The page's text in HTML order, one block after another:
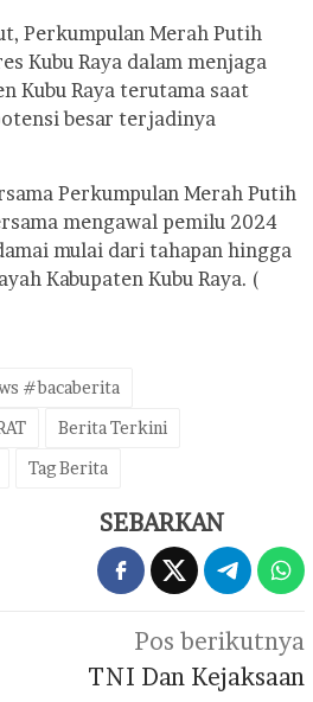
Perkumpulan Merah Putih
Kubu Raya dalam menjaga
Kubu Raya terutama saat
besar terjadinya
Perkumpulan Merah Putih
mengawal pemilu 2024
mulai dari tahapan hingga
Kabupaten Kubu Raya. (
#bacaberita
Berita Terkini
Tag Berita
SEBARKAN
Pos berikutnya
TNI Dan Kejaksaan